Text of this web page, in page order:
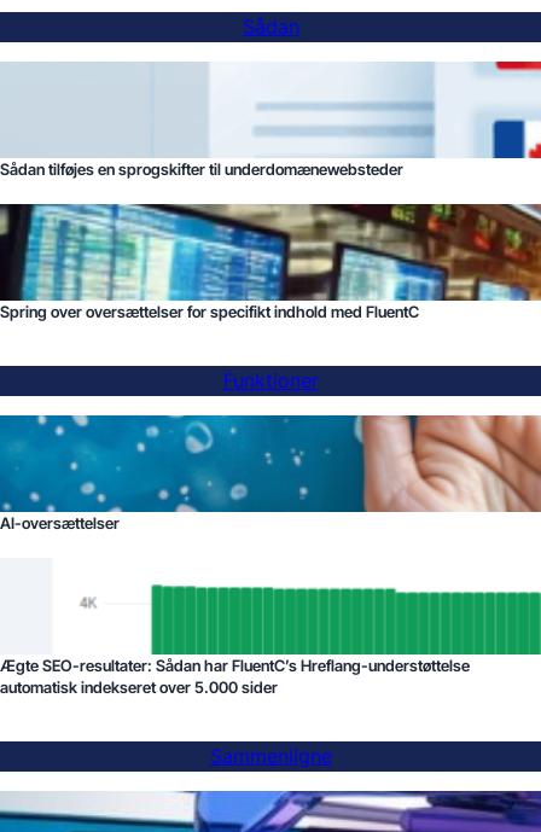
Sådan
Sådan tilføjes en sprogskifter til underdomænewebsteder
Spring over oversættelser for specifikt indhold med FluentC
Funktioner
AI-oversættelser
Ægte SEO-resultater: Sådan har FluentC’s Hreflang-understøttelse
automatisk indekseret over 5.000 sider
Sammenligne